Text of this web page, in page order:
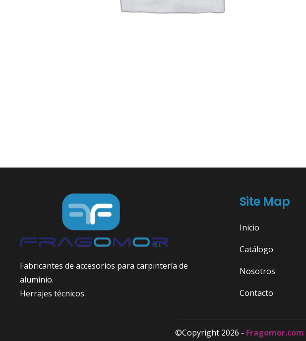
Fabricantes de accesorios para carpintería de
aluminio.
Herrajes técnicos.
Site Map
Inicio
Catálogo
Nosotros
Contacto
©Copyright 2026 - Fragomor.com